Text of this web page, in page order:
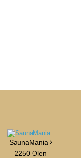
SaunaMania
2250 Olen